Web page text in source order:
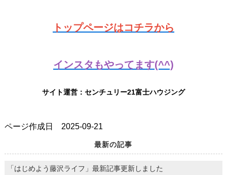
トップページはコチラから
インスタもやってます(^^)
サイト運営：センチュリー21富士ハウジング
ページ作成日 2025-09-21
最新の記事
「はじめよう藤沢ライフ」最新記事更新しました